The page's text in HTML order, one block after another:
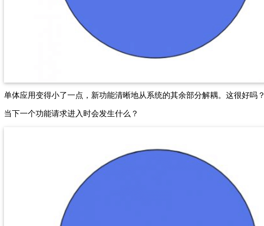
单体应用变得小了一点，新功能清晰地从系统的其余部分解耦。这很好吗？
当下一个功能请求进入时会发生什么？